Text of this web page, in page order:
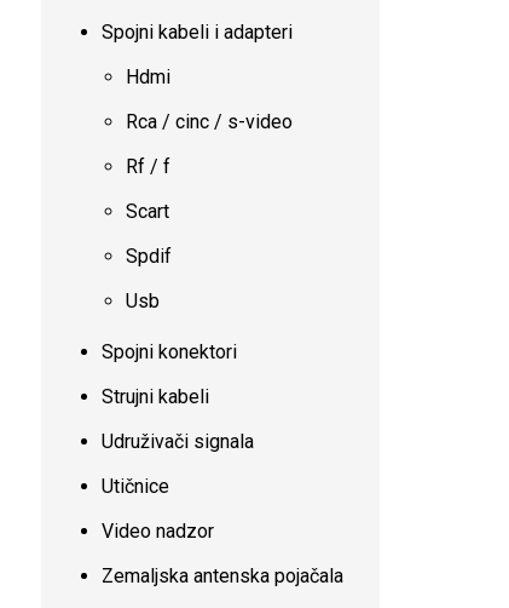
Spojni kabeli i adapteri
Hdmi
Rca / cinc / s-video
Rf / f
Scart
Spdif
Usb
Spojni konektori
Strujni kabeli
Udruživači signala
Utičnice
Video nadzor
Zemaljska antenska pojačala